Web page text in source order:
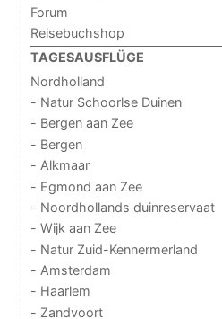
Forum
Reisebuchshop
TAGESAUSFLÜGE
Nordholland
- Natur Schoorlse Duinen
- Bergen aan Zee
- Bergen
- Alkmaar
- Egmond aan Zee
- Noordhollands duinreservaat
- Wijk aan Zee
- Natur Zuid-Kennermerland
- Amsterdam
- Haarlem
- Zandvoort